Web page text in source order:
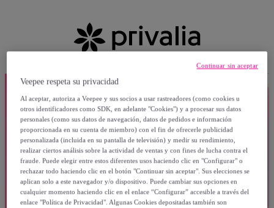
Veepee respeta su privacidad
Al aceptar, autoriza a Veepee y sus socios a usar rastreadores (como cookies u
otros identificadores como SDK, en adelante "Cookies") y a procesar sus datos
personales (como sus datos de navegación, datos de pedidos e información
proporcionada en su cuenta de miembro) con el fin de ofrecerle publicidad
personalizada (incluida en su pantalla de televisión) y medir su rendimiento,
realizar ciertos análisis sobre la actividad de ventas y con fines de lucha contra el
fraude. Puede elegir entre estos diferentes usos haciendo clic en "Configurar" o
rechazar todo haciendo clic en el botón "Continuar sin aceptar". Sus elecciones se
aplican solo a este navegador y/o dispositivo. Puede cambiar sus opciones en
cualquier momento haciendo clic en el enlace “Configurar” accesible a través del
enlace "Política de Privacidad". Algunas Cookies depositadas también son
Continuar sin aceptar